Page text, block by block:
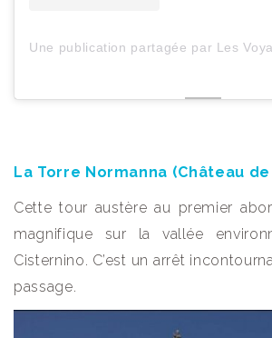
La Torre Normanna (Château
Cette tour austère au premier
magnifique sur la vallée
Cisternino. C’est un arrêt
passage.